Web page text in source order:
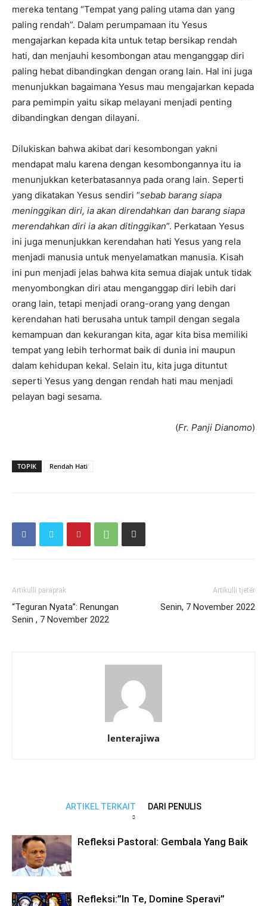
mereka tentang “Tempat yang paling utama dan yang
paling rendah”. Dalam perumpamaan itu Yesus
mengajarkan kepada kita untuk tetap bersikap rendah
hati, dan menjauhi kesombongan atau menganggap diri
paling hebat dibandingkan dengan orang lain. Hal ini juga
menunjukkan bagaimana Yesus mau mengajarkan kepada
para pemimpin yaitu sikap melayani menjadi penting
dibandingkan dengan dilayani.
Dilukiskan bahwa akibat dari kesombongan yakni
mendapat malu karena dengan kesombongannya itu ia
menunjukkan keterbatasannya pada orang lain. Seperti
yang dikatakan Yesus sendiri “sebab barang siapa
meninggikan diri, ia akan direndahkan dan barang siapa
merendahkan diri ia akan ditinggikan”. Perkataan Yesus
ini juga menunjukkan kerendahan hati Yesus yang rela
menjadi manusia untuk menyelamatkan manusia. Kisah
ini pun menjadi jelas bahwa kita semua diajak untuk tidak
menyombongkan diri atau menganggap diri lebih dari
orang lain, tetapi menjadi orang-orang yang dengan
kerendahan hati berusaha untuk tampil dengan segala
kemampuan dan kekurangan kita, agar kita bisa memiliki
tempat yang lebih terhormat baik di dunia ini maupun
dalam kehidupan kekal. Selain itu, kita juga dituntut
seperti Yesus yang dengan rendah hati mau menjadi
pelayan bagi sesama.
(Fr. Panji Dianomo)
TOPIK Rendah Hati
Artikulli paraprak
“Teguran Nyata”: Renungan
Senin , 7 November 2022
Artikulli tjetër
Senin, 7 November 2022
lenterajiwa
ARTIKEL TERKAIT DARI PENULIS
Refleksi Pastoral: Gembala Yang Baik
Refleksi:”In Te, Domine Speravi”